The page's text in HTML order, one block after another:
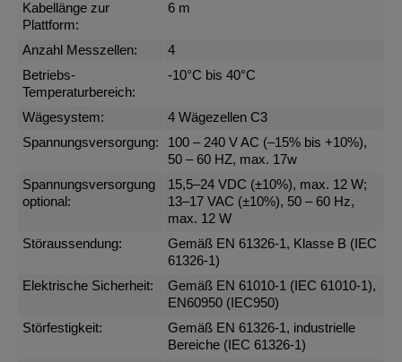
Kabellänge zur
Plattform:
6 m
Anzahl Messzellen:
4
Betriebs-
Temperaturbereich:
-10°C bis 40°C
Wägesystem:
4 Wägezellen C3
Spannungsversorgung:
100 – 240 V AC (–15% bis +10%),
50 – 60 HZ, max. 17w
Spannungsversorgung
optional:
15,5–24 VDC (±10%), max. 12 W;
13–17 VAC (±10%), 50 – 60 Hz,
max. 12 W
Störaussendung:
Gemäß EN 61326-1, Klasse B (IEC
61326-1)
Elektrische Sicherheit:
Gemäß EN 61010-1 (IEC 61010-1),
EN60950 (IEC950)
Störfestigkeit:
Gemäß EN 61326-1, industrielle
Bereiche (IEC 61326-1)